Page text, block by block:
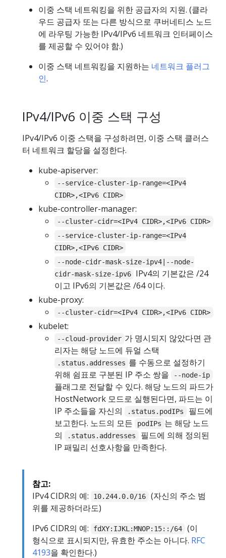
이중 스택 네트워킹을 위한 공급자의 지원. (클라
우드 공급자 또는 다른 방식으로 쿠버네티스 노드
에 라우팅 가능한 IPv4/IPv6 네트워크 인터페이스
를 제공할 수 있어야 함.)
이중 스택 네트워킹을 지원하는 네트워크 플러그
인.
IPv4/IPv6 이중 스택 구성
IPv4/IPv6 이중 스택을 구성하려면, 이중 스택 클러스
터 네트워크 할당을 설정한다.
kube-apiserver:
--service-cluster-ip-range=<IPv4
CIDR>,<IPv6 CIDR>
kube-controller-manager:
--cluster-cidr=<IPv4 CIDR>,<IPv6 CIDR>
--service-cluster-ip-range=<IPv4
CIDR>,<IPv6 CIDR>
--node-cidr-mask-size-ipv4|--node-
cidr-mask-size-ipv6
IPv4의 기본값은 /24
이고 IPv6의 기본값은 /64 이다.
kube-proxy:
--cluster-cidr=<IPv4 CIDR>,<IPv6 CIDR>
kubelet:
--cloud-provider 가 명시되지 않았다면 관
리자는 해당 노드에 듀얼 스택
.status.addresses 를 수동으로 설정하기
위해 쉼표로 구분된 IP 주소 쌍을
--node-ip
플래그로 전달할 수 있다. 해당 노드의 파드가
HostNetwork 모드로 실행된다면, 파드는 이
IP 주소들을 자신의
.status.podIPs
필드에
보고한다. 노드의 모든
podIPs 는 해당 노드
의
.status.addresses
필드에 의해 정의된
IP 패밀리 선호사항을 만족한다.
참고:
IPv4 CIDR의 예:
10.244.0.0/16
(자신의 주소 범
위를 제공하더라도)
IPv6 CIDR의 예:
fdXY:IJKL:MNOP:15::/64
(이
형식으로 표시되지만, 유효한 주소는 아니다. RFC
4193을 확인한다.)